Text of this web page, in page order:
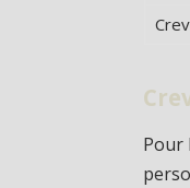
Pour